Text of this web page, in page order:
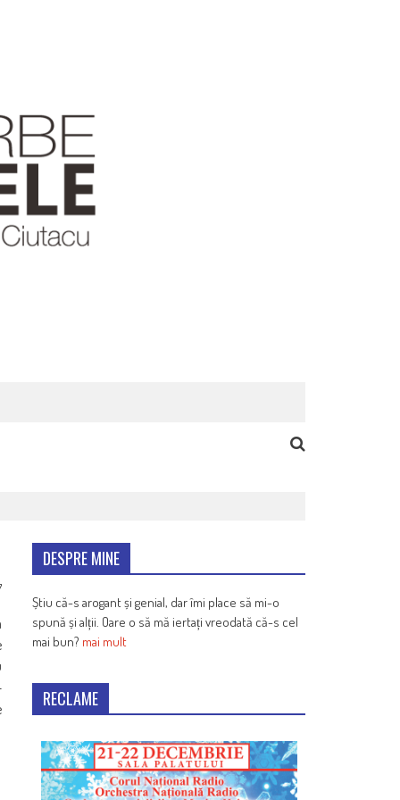
DESPRE MINE
Știu că-s arogant și genial, dar îmi place să mi-o
spună și alții. Oare o să mă iertați vreodată că-s cel
mai bun? mai mult
RECLAME